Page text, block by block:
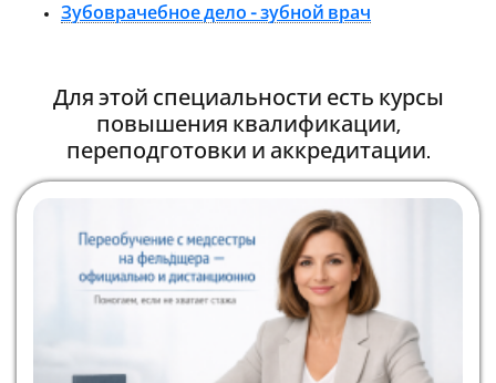
Зубоврачебное дело - зубной врач
Для этой специальности есть курсы
повышения квалификации,
переподготовки и аккредитации.